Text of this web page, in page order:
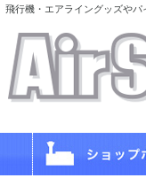
飛行機・エアライングッズやパ